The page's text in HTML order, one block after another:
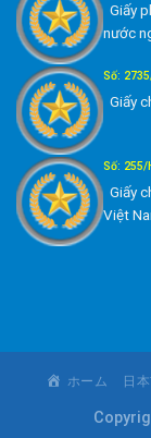
Giấy
nước
Số:
Giấy
Số: 255/
Giấy
Việt
ホーム 日